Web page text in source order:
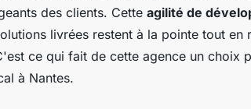
des clients. Cette agilité de
livrées restent à la pointe tout en
ce qui fait de cette agence un choix
à Nantes.